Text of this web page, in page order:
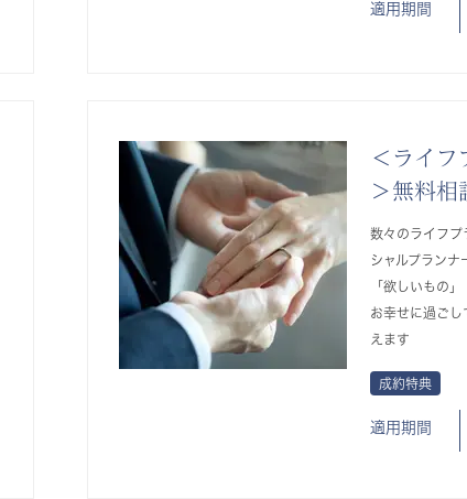
適用期間
＜ライフ
＞無料相
数々のライフプ
シャルプランナ
「欲しいもの
お幸せに過ご
えます
成約特典
適用期間